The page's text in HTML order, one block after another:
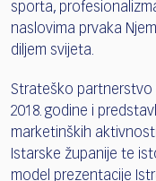
sporta,
naslovima prvaka
diljem svijeta.
Strateško partnerstvo
2018. godine i
marketinških
Istarske županije te
model prezentacije